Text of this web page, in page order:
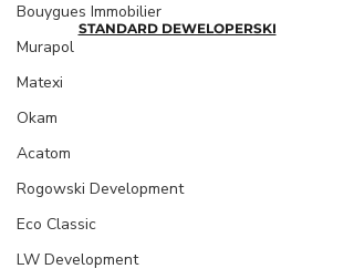
Bouygues Immobilier
Murapol
Matexi
Okam
Acatom
Rogowski Development
Eco Classic
LW Development
STANDARD DEWELOPERSKI